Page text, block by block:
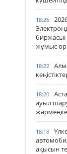
18:26
жұмыс
18:22
18:20
ауыл
18:18
ақысын